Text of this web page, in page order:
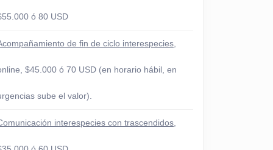
ó 80 USD
de fin de ciclo interespecies
$45.000 ó 70 USD (en horario hábil, en
sube el valor).
interespecies con trascendidos